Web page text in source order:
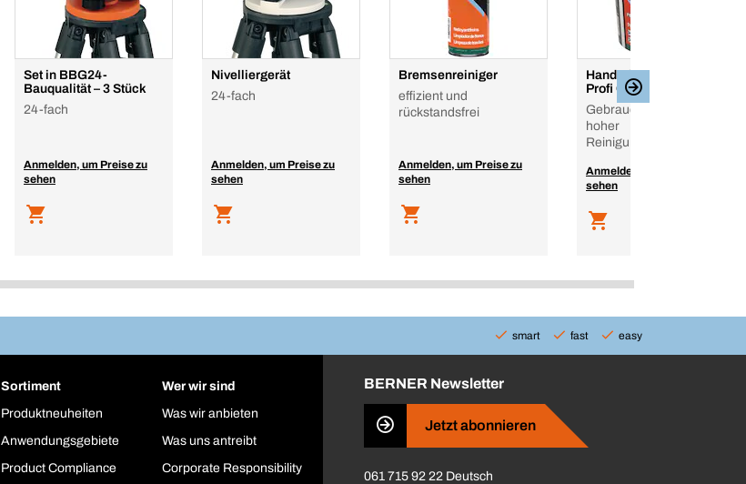
Set in BBG24-
Bauqualität – 3 Stück
24-fach
Anmelden, um Preise zu
sehen
Nivelliergerät
24-fach
Anmelden, um Preise zu
sehen
Bremsenreiniger
effizient und
rückstandsfrei
Anmelden, um Preise zu
sehen
Handreinigungstücher
Profi Clean
Gebrauchsfertig mit
hoher
Reinigungswirkung
Anmelden, um Preise zu
sehen
smart fast easy
Sortiment
Produktneuheiten
Anwendungsgebiete
Product Compliance
Wer wir sind
Was wir anbieten
Was uns antreibt
Corporate Responsibility
BERNER Newsletter
Jetzt abonnieren
061 715 92 22 Deutsch